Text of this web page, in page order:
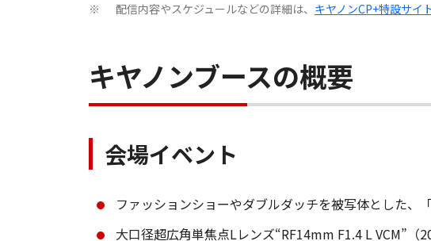
※ 配信内容やスケジュールなどの詳細は、 キヤノンCP+特設サイ
キヤノンブースの概要
会場イベント
ファッションショーやダブルダッチを被写体とした、
大口径超広角単焦点Lレンズ“RF14mm F1.4 L VCM”